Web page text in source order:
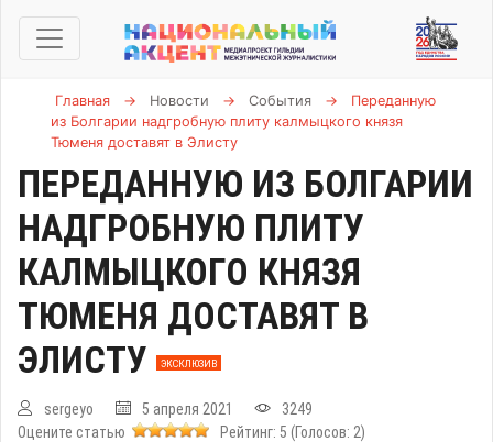
Главная → Новости → События →
Переданную
из Болгарии надгробную плиту калмыцкого князя
Тюменя доставят в Элисту
ПЕРЕДАННУЮ ИЗ БОЛГАРИИ
НАДГРОБНУЮ ПЛИТУ
КАЛМЫЦКОГО КНЯЗЯ
ТЮМЕНЯ ДОСТАВЯТ В
ЭЛИСТУ
ЭКСКЛЮЗИВ
sergeyo 5 апреля 2021
3249
Оцените статью
Рейтинг: 5 (Голосов: 2)